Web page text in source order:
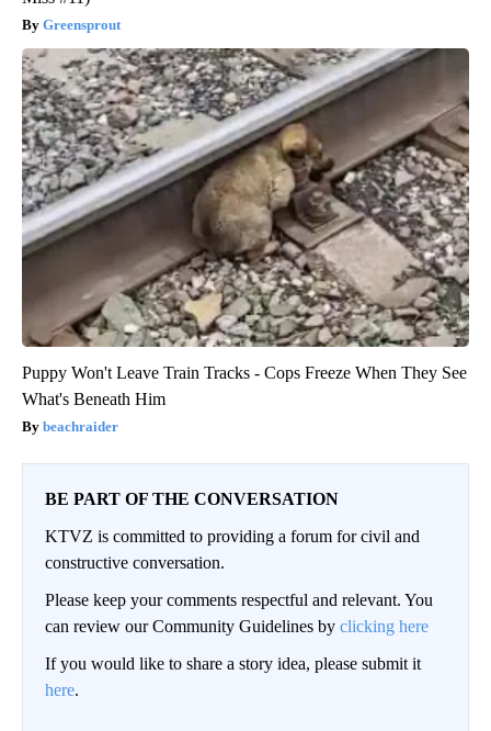
Greensprout
Puppy Won't Leave Train Tracks - Cops Freeze When They See
What's Beneath Him
beachraider
BE PART OF THE CONVERSATION
KTVZ is committed to providing a forum for civil and
constructive conversation.
Please keep your comments respectful and relevant. You
can review our Community Guidelines by clicking here
If you would like to share a story idea, please submit it
here.